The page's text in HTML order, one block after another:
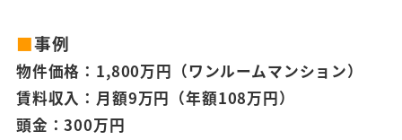
■事例
物件価格：1,800万円（ワンルームマンション）
賃料収入：月額9万円（年額108万円）
頭金：300万円